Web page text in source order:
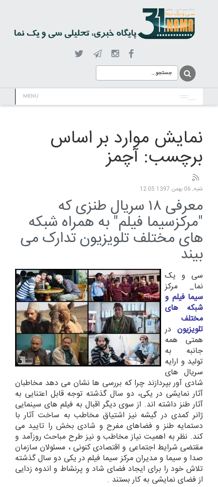
MENU
نمایش موارد بر اساس
برچسب: آچمز
شنبه, 06 بهمن 1397 12:05
معرفی ۱۸ سریال طنزی که
"مرکزسیما فیلم" به همراه شبکه
های مختلف تلویزیون تدارک می
بیند
سی و یک
نما_ مرکز
سیما فیلم و
شبکه های
مختلف
تلویزیون در
همتی همه
جانبه به
تولید و ارایه
سریال های
شادی آور بپردازند چرا که بررسی ها نشان می دهد مخاطبان
آثار نمایشی در یکی، دو سال گذشته توجه قابل اعتنایی به
آثار طنز داشته اند. از سوی دیگر اقبال به فیلم های سینمایی
ژانر کمدی در گیشه نیز اشتیاق مخاطب به ساخت آثار با
دستمایه طنز و فضاهای مفرح و شادی بخش را تایید می
کند. نظر به اهمیت نیاز مخاطب و نیز طرح مباحث روزآمد و
مقتضی شرایط اجتماعی و اقتصادی کنونی ، مسئولان سازمان
صدا و سیما و مدیران مركز سيما فيلم در یکی دو سال گذشته
تلاش خود را برای ایجاد فضای شاد و پرنشاط و اندوه زدایی
از فضای نمایشی به کار بستند .